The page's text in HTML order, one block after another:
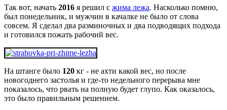
Так вот, начать 2016 я решил с жима лежа. Насколько помню,
был понедельник, и мужчин в качалке не было от слова
совсем. Я сделал два разминочных и два подводящих подхода
и готовился пожать рабочий вес.
На штанге было 120 кг - не ахти какой вес, но после
новогоднего застолья и где-то недельного перерыва мне
показалось, что рвать на полную будет глупо. Как оказалось,
это было правильным решением.